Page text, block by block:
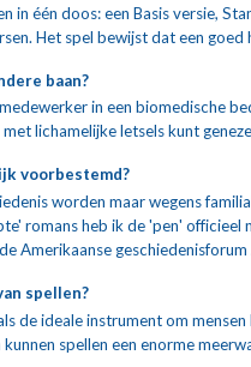
in één doos: een Basis versie,
Het spel bewijst dat een
baan?
in een biomedische
lichamelijke letsels kunt
voorbestemd?
worden maar wegens
romans heb ik de 'pen'
Amerikaanse
spellen?
de ideale instrument om
spellen een enorme